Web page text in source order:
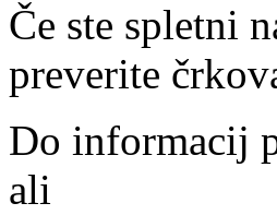
Če ste spletni
preverite
Do informacij
ali